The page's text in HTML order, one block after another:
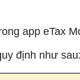
app eTax
định như